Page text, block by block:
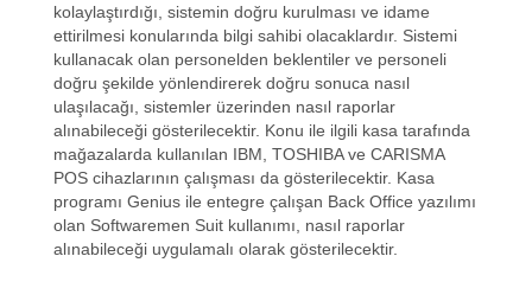
kolaylaştırdığı, sistemin doğru kurulması ve idame
ettirilmesi konularında bilgi sahibi olacaklardır. Sistemi
kullanacak olan personelden beklentiler ve personeli
doğru şekilde yönlendirerek doğru sonuca nasıl
ulaşılacağı, sistemler üzerinden nasıl raporlar
alınabileceği gösterilecektir. Konu ile ilgili kasa tarafında
mağazalarda kullanılan IBM, TOSHIBA ve CARISMA
POS cihazlarının çalışması da gösterilecektir. Kasa
programı Genius ile entegre çalışan Back Office yazılımı
olan Softwaremen Suit kullanımı, nasıl raporlar
alınabileceği uygulamalı olarak gösterilecektir.